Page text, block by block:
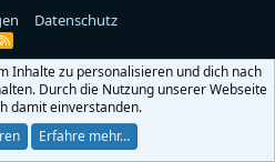
Datenschutz
R
SInhalte zu personalisieren und dich nach
Durch die Nutzung unserer Webseite
damit einverstanden.
Erfahre mehr…